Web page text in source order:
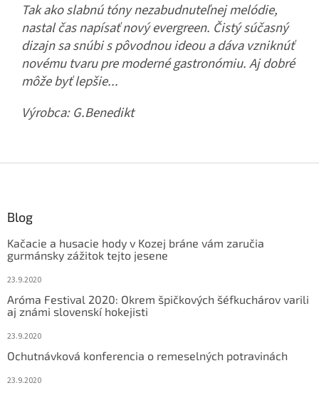
Tak ako slabnú tóny nezabudnuteľnej melódie,
nastal čas napísať nový evergreen. Čistý súčasný
dizajn sa snúbi s pôvodnou ideou a dáva vzniknúť
novému tvaru pre moderné gastronómiu. Aj dobré
môže byť lepšie...
Výrobca:G.Benedikt
Blog
Kačacie a husacie hody v Kozej bráne vám zaručia
gurmánsky zážitok tejto jesene
23.9.2020
Aróma Festival 2020: Okrem špičkových šéfkuchárov varili
aj známi slovenskí hokejisti
23.9.2020
Ochutnávková konferencia o remeselných potravinách
23.9.2020